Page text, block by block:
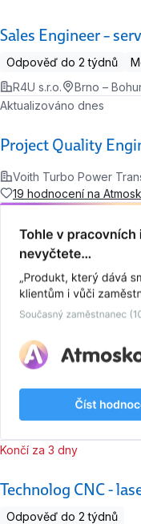
Sales Engineer –
Odpověď do 2 týdnů
R4U s.r.o.
Brno –
Project Quality
Aktualizováno dnes
Voith Turbo Power
19 hodnocení na
Technolog CNC -
Končí za 3 dny
Odpověď do 2 týdnů